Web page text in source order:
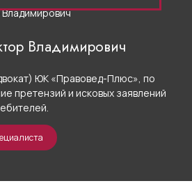
суммы);
устранении
товара (бытовой
неустойки,
морального вреда;
Владимирович
ЮК «Правовед-Плюс», по
претензий и исковых заявлений